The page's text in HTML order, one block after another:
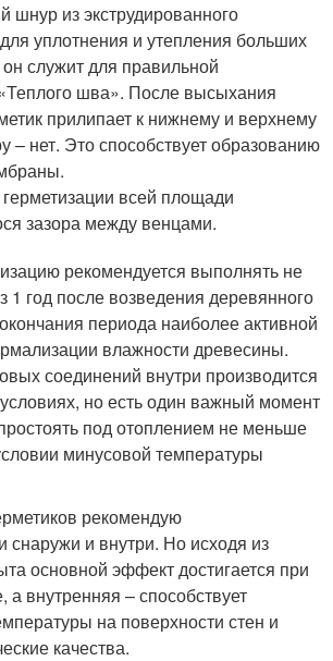
шнур из экструдированного
уплотнения и утепления больших
служит для правильной
шва». После высыхания
прилипает к нижнему и верхнему
– нет. Это способствует образованию
всей площади
зазора между венцами.
рекомендуется выполнять не
1 год после возведения деревянного
периода наиболее активной
влажности древесины.
соединений внутри производится
но есть один важный момент
под отоплением не меньше
минусовой температуры
рекомендую
снаружи и внутри. Но исходя из
основной эффект достигается при
а внутренняя – способствует
на поверхности стен и
качества.